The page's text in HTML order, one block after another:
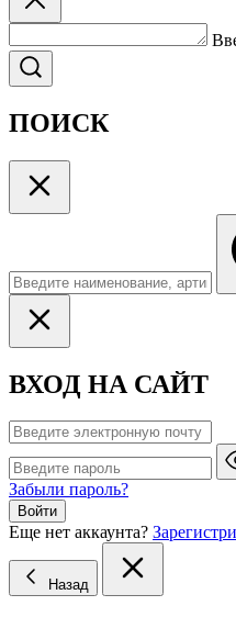
ПОИСК
ВХОД НА САЙТ
Забыли пароль?
Войти
Еще нет аккаунта?
Назад